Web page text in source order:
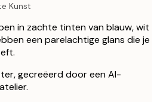
Kunst
in zachte tinten van blauw, wit
een parelachtige glans die je
gecreëerd door een AI-